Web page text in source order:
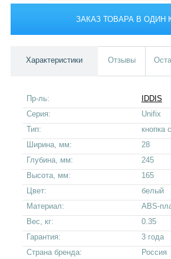
ЗАКАЗ ТОВАРА В ОДИН
Характеристики Отзывы
Пр-ль:
IDDIS
Серия:
Unifix
Тип:
кнопка
Ширина, мм:
28
Глубина, мм:
245
Высота, мм:
165
Цвет:
белый
Материал:
ABS-
Вес, кг:
0.35
Гарантия:
3 года
Страна бренда:
Россия